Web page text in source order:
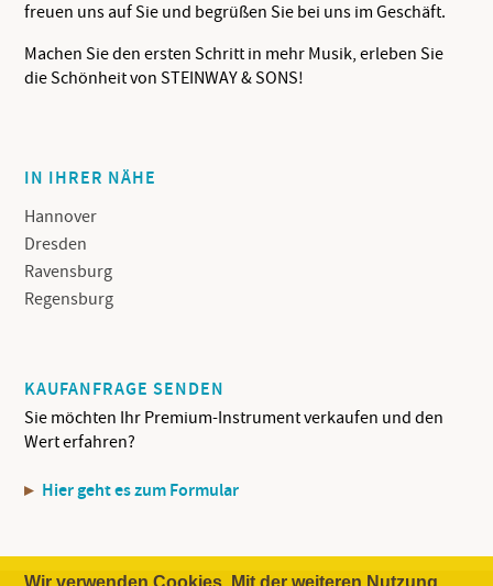
freuen uns auf Sie und begrüßen Sie bei uns im Geschäft.
Machen Sie den ersten Schritt in mehr Musik, erleben Sie
die Schönheit von STEINWAY & SONS!
IN IHRER NÄHE
Hannover
Dresden
Ravensburg
Regensburg
KAUFANFRAGE SENDEN
Sie möchten Ihr Premium-Instrument verkaufen und den
Wert erfahren?
Hier geht es zum Formular
Wir verwenden Cookies. Mit der weiteren Nutzung